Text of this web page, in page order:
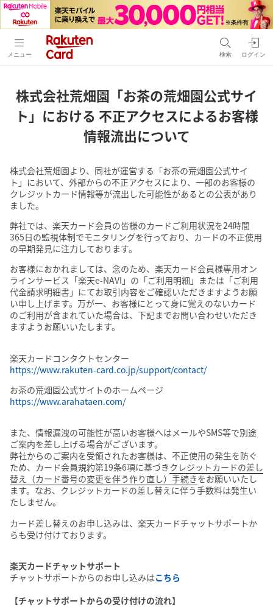
メニュー 検索 ログイン
株式会社荒畑園「お茶の荒畑園公式サイ
ト」における 不正アクセスによるお客様
情報流出について
株式会社荒畑園より、同社が運営する「お茶の荒畑園公式サイ
ト」において、外部からの不正アクセスにより、一部のお客様の
クレジットカード情報等が流出した可能性があるとの公表があり
ました。
弊社では、楽天カード会員の皆様のカードご利用状況を24時間
365日の監視体制でモニタリングを行っており、カードの不正使用
の早期発見に注力しております。
お客様におかれましては、念のため、楽天カード会員様専用オン
ラインサービス「楽天e-NAVI」の「ご利用明細」または「ご利用
代金請求明細書」にてお取引内容をご確認いただきますようお願
い申し上げます。万が一、お客様にとって身に覚えのないカード
のご利用が含まれていた場合は、下記までお問い合わせいただき
ますようお願いいたします。
楽天カードコンタクトセンター
https://www.rakuten-card.co.jp/support/contact/
お茶の荒畑園公式サイトのホームページ
https://www.arahataen.com/
また、情報漏洩の可能性が高いお客様へはメールやSMS等で別途
ご案内を差し上げる場合がございます。
弊社からのご案内を受領されたお客様は、不正使用の発生を防ぐ
ため、カード会員規約第19条6項に基づきクレジットカードの差し
替え（カード番号の変更を伴う作り直し）手続きをお願いいたし
ます。なお、クレジットカードの差し替えに伴う手数料は発生い
たしません。
カード差し替えのお申し込みは、楽天カードチャットサポートか
らも受け付けております。
楽天カードチャットサポート
チャットサポートからのお申し込みはこちら
【チャットサポートからの受け付けの流れ】